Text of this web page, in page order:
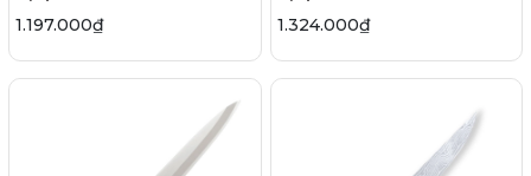
Ginju - 24cm
1.197.000₫
Kinju - 21cm
1.324.000₫